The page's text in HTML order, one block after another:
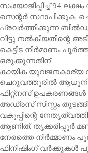
സംയോജിപ്പിച്ച് 94
സെന്റർ സ്ഥാപിക്കുക.
പ്രവർത്തിക്കുന്ന
വിട്ടു നൽകിയതിന്റെ
കെട്ടിട നിർമാണം
ഒരുക്കുന്നതിന്
കായിക യുവജനകാര്യ
ചെറുവത്തൂരിൽ
ഫിറ്റ്നസ് ഉപകരണങ്ങൾ
അഡ്രസ് സിസ്റ്റം
വകുപ്പിന്റെ
ആണിത്. തൃക്കരിപ്പൂർ
നേരത്തെ നിർമ്മാണം
ഫിനിഷിംഗ് വർക്കുകൾ